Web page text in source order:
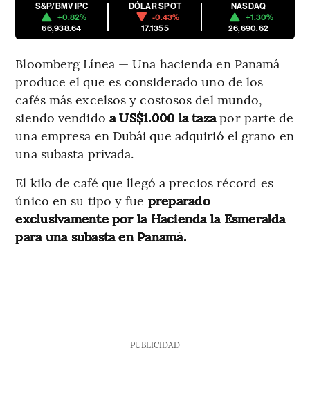
S&P/BMV IPC
+0.82%
66,938.64
DÓLAR SPOT
-0.43%
17.1355
NASDAQ
+1.30%
26,690.62
Bloomberg Línea — Una hacienda en Panamá
produce el que es considerado uno de los
cafés más excelsos y costosos del mundo,
siendo vendido a US$1.000 la tazapor parte de
una empresa en Dubái que adquirió el grano en
una subasta privada.
El kilo de café que llegó a precios récord es
único en su tipo y fue preparado
exclusivamente por la Hacienda la Esmeralda
para una subasta en Panamá.
PUBLICIDAD